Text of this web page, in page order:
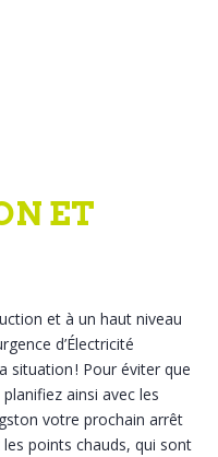
ET
et à un haut niveau
d’Électricité
situation ! Pour éviter que
ainsi avec les
votre prochain arrêt
points chauds, qui sont